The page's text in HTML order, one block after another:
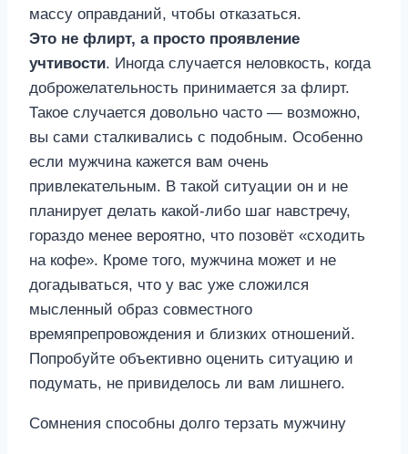
массу оправданий, чтобы отказаться.
Это не флирт, а просто проявление
учтивости. Иногда случается неловкость, когда
доброжелательность принимается за флирт.
Такое случается довольно часто — возможно,
вы сами сталкивались с подобным. Особенно
если мужчина кажется вам очень
привлекательным. В такой ситуации он и не
планирует делать какой-либо шаг навстречу,
гораздо менее вероятно, что позовёт «сходить
на кофе». Кроме того, мужчина может и не
догадываться, что у вас уже сложился
мысленный образ совместного
времяпрепровождения и близких отношений.
Попробуйте объективно оценить ситуацию и
подумать, не привиделось ли вам лишнего.
Сомнения способны долго терзать мужчину